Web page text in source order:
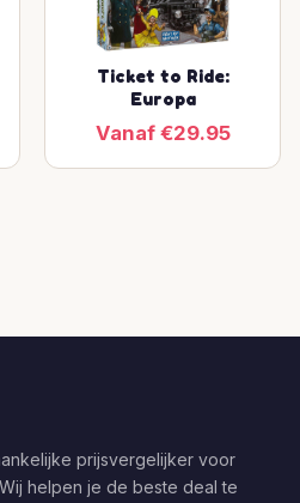
Ticket to Ride:
Europa
Vanaf €29.95
prijsvergelijker voor
helpen je de beste deal te